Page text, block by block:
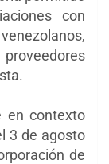
con
en contexto
3 de agosto
de